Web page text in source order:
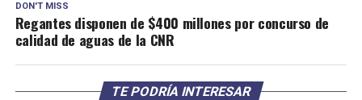
DON'T MISS
Regantes disponen de $400 millones por concurso de
calidad de aguas de la CNR
TE PODRÍA INTERESAR